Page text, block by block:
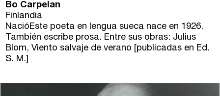
Valencia
Alicante
Talleres online
Intensivos de verano ≻
Recreativa 26
El taller de escritura creativa
Bo Carpelan
Finlandia
NacióEste poeta en lengua sueca nace en 1926.
También escribe prosa. Entre sus obras: Julius
Blom, Viento salvaje de verano [publicadas en Ed.
S. M.]